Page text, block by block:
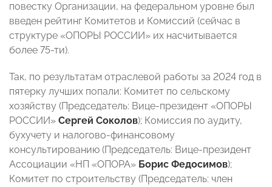
повестку Организации, на федеральном уровне был
введен рейтинг Комитетов и Комиссий (сейчас в
структуре «ОПОРЫ РОССИИ» их насчитывается
более 75-ти).
Так, по результатам отраслевой работы за 2024 год в
пятерку лучших попали: Комитет по сельскому
хозяйству (Председатель: Вице-президент «ОПОРЫ
РОССИИ» Сергей Соколов); Комиссия по аудиту,
бухучету и налогово-финансовому
консультированию (Председатель: Вице-президент
Ассоциации «НП «ОПОРА» Борис Федосимов);
Комитет по строительству (Председатель: член